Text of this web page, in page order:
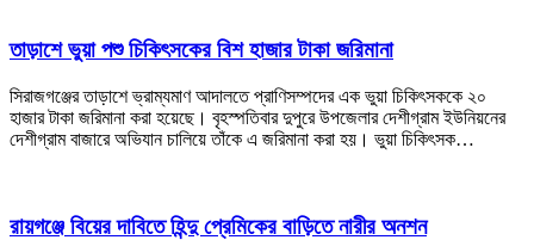
তাড়াশে ভুয়া পশু চিকিৎসকের বিশ হাজার টাকা জরিমানা
সিরাজগঞ্জের তাড়াশে ভ্রাম্যমাণ আদালতে প্রাণিসম্পদের এক ভুয়া চিকিৎসককে ২০
হাজার টাকা জরিমানা করা হয়েছে। বৃহস্পতিবার দুপুরে উপজেলার দেশীগ্রাম ইউনিয়নের
দেশীগ্রাম বাজারে অভিযান চালিয়ে তাঁকে এ জরিমানা করা হয়। ভুয়া চিকিৎসক…
রায়গঞ্জে বিয়ের দাবিতে হিন্দু প্রেমিকের বাড়িতে নারীর অনশন